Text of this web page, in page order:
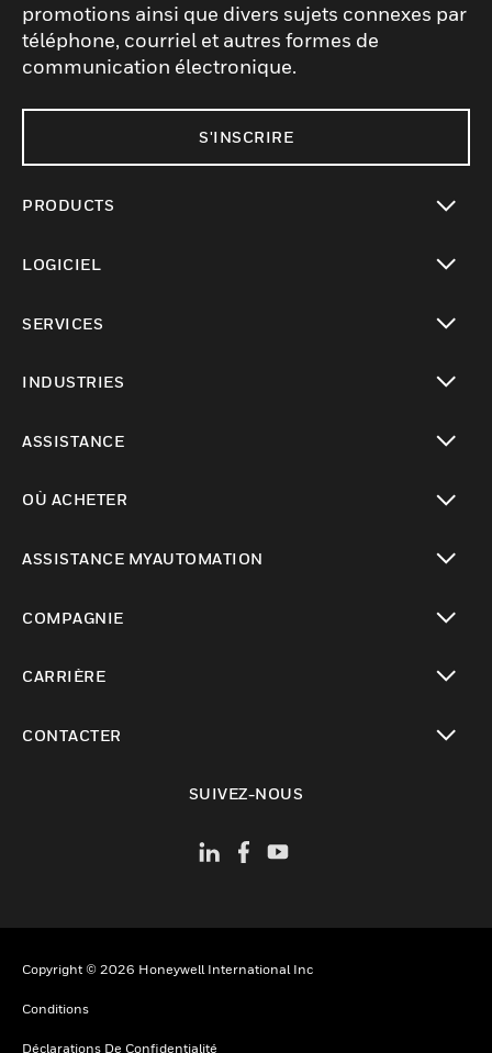
promotions ainsi que divers sujets connexes par
téléphone, courriel et autres formes de
communication électronique.
S'INSCRIRE
PRODUCTS
LOGICIEL
SERVICES
INDUSTRIES
ASSISTANCE
OÙ ACHETER
ASSISTANCE MYAUTOMATION
COMPAGNIE
CARRIÈRE
CONTACTER
SUIVEZ-NOUS
Copyright © 2026 Honeywell International Inc
Conditions
Déclarations De Confidentialité